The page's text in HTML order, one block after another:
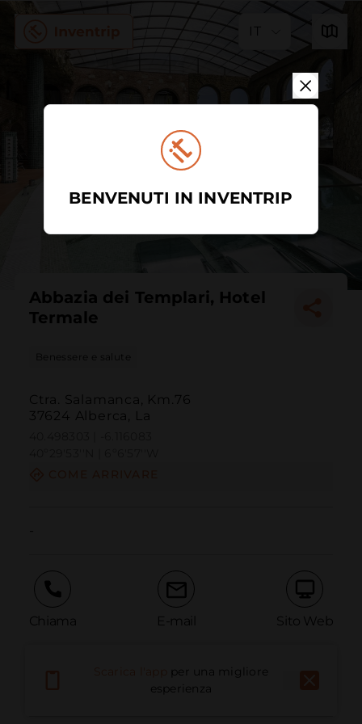
IT
Abbazia dei Templari, Hotel
Termale
Benessere e salute
Ctra. Salamanca, Km.76
37624 Alberca, La
Chiama E-mail Sito Web
Segnala problema
per una migliore
esperienza
BENVENUTI IN INVENTRIP